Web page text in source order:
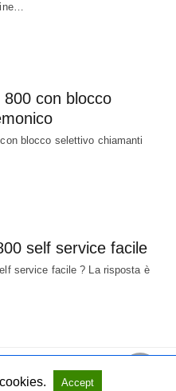
con blocco
blocco selettivo chiamanti
self service facile
service facile ? La risposta è
Non-AMP Version
Accept